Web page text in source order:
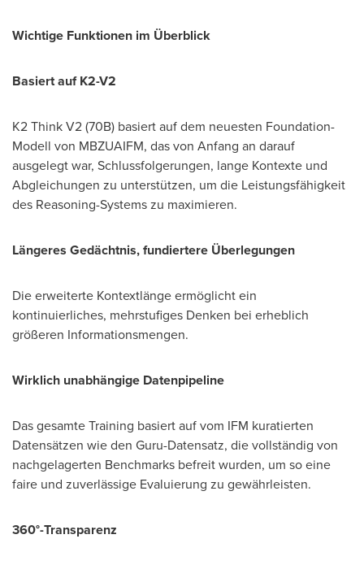
Wichtige Funktionen im Überblick
Basiert auf K2-V2
K2 Think V2 (70B) basiert auf dem neuesten Foundation-
Modell von MBZUAIFM, das von Anfang an darauf
ausgelegt war, Schlussfolgerungen, lange Kontexte und
Abgleichungen zu unterstützen, um die Leistungsfähigkeit
des Reasoning-Systems zu maximieren.
Längeres Gedächtnis, fundiertere Überlegungen
Die erweiterte Kontextlänge ermöglicht ein
kontinuierliches, mehrstufiges Denken bei erheblich
größeren Informationsmengen.
Wirklich unabhängige Datenpipeline
Das gesamte Training basiert auf vom IFM kuratierten
Datensätzen wie den Guru-Datensatz, die vollständig von
nachgelagerten Benchmarks befreit wurden, um so eine
faire und zuverlässige Evaluierung zu gewährleisten.
360°-Transparenz